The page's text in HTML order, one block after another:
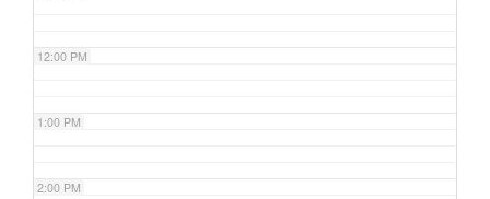
12:00 PM
1:00 PM
2:00 PM